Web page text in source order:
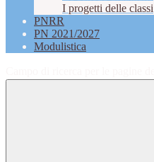
I progetti delle classi
PNRR
PN 2021/2027
Modulistica